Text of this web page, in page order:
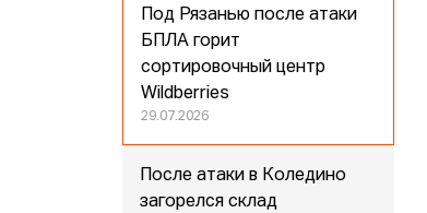
Под Рязанью после атаки
БПЛА горит
сортировочный центр
Wildberries
29.07.2026
После атаки в Коледино
загорелся склад